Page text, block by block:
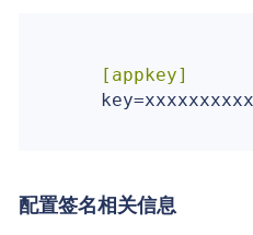
[appkey]
配置签名相关信息